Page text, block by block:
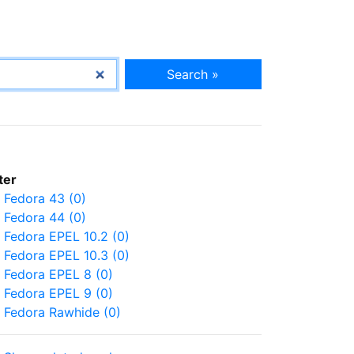
Search »
Fedora 43 (0)
Fedora 44 (0)
Fedora EPEL 10.2 (0)
Fedora EPEL 10.3 (0)
Fedora EPEL 8 (0)
Fedora EPEL 9 (0)
Fedora Rawhide (0)